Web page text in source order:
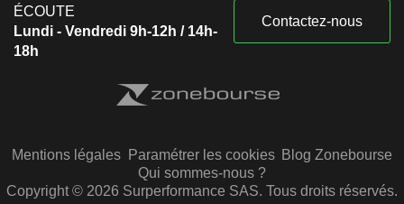
ÉCOUTE
Lundi - Vendredi 9h-12h / 14h-
18h
Contactez-nous
Mentions légales Paramétrer les cookies Blog Zonebourse
Qui sommes-nous ?
Copyright © 2026 Surperformance SAS. Tous droits réservés.